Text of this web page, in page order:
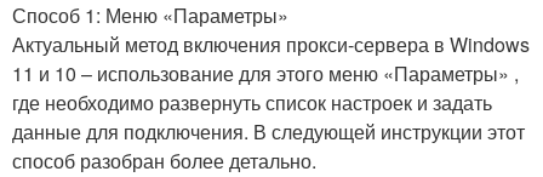
Способ 1: Меню «Параметры»
Актуальный метод включения прокси-сервера в Windows
11 и 10 – использование для этого меню «Параметры» ,
где необходимо развернуть список настроек и задать
данные для подключения. В следующей инструкции этот
способ разобран более детально.